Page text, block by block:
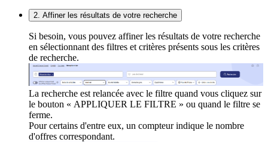
2. Affiner les résultats de votre recherche
Si besoin, vous pouvez affiner les résultats de votre recherche
en sélectionnant des filtres et critères présents sous les critères
de recherche.
La recherche est relancée avec le filtre quand vous cliquez sur
le bouton « APPLIQUER LE FILTRE » ou quand le filtre se
ferme.
Pour certains d'entre eux, un compteur indique le nombre
d'offres correspondant.